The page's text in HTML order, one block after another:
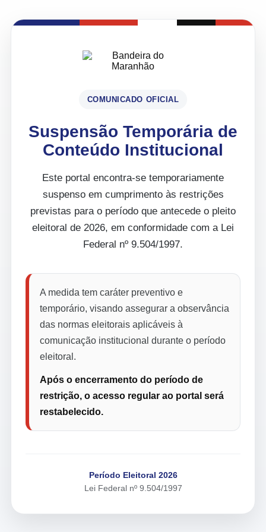
COMUNICADO OFICIAL
Suspensão Temporária de
Conteúdo Institucional
Este portal encontra-se temporariamente
suspenso em cumprimento às restrições
previstas para o período que antecede o pleito
eleitoral de 2026, em conformidade com a Lei
Federal nº 9.504/1997.
A medida tem caráter preventivo e
temporário, visando assegurar a observância
das normas eleitorais aplicáveis à
comunicação institucional durante o período
eleitoral.
Após o encerramento do período de
restrição, o acesso regular ao portal será
restabelecido.
Período Eleitoral 2026
Lei Federal nº 9.504/1997